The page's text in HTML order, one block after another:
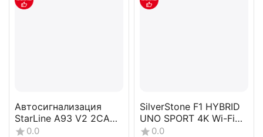
Автосигнализация
StarLine A93 V2 2CAN-
2LIN ECO
0.0
SilverStone F1 HYBRID
UNO SPORT 4K Wi-Fi
LNA0.0